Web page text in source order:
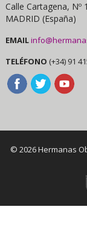
Calle Cartagena, Nº
MADRID (España)
EMAIL
TELÉFONO (+34) 91
© 2026 Hermanas